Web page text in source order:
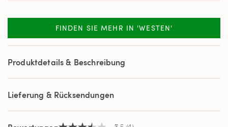
Bewertung.
Reviews.
Link
derselben
FINDEN SIE MEHR IN 'WESTEN'
Produktdetails & Beschreibung
Lieferung & Rücksendungen